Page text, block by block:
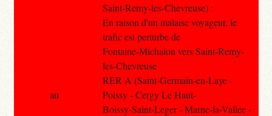
Saint-Remy-les-Chevreuse) :
En raison d'un malaise voyageur, le
trafic est perturbe de
Fontaine-Michalon vers Saint-Remy-
les-Chevreuse
RER A (Saint-Germain-en-Laye -
Poissy - Cergy Le Haut-
Boissy-Saint-Leger - Marne-la-Vallee -
au